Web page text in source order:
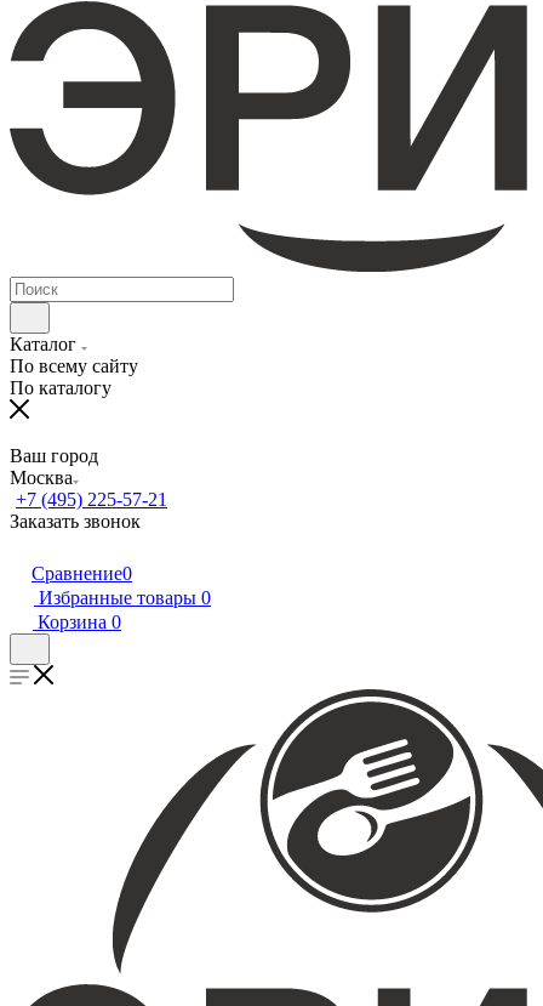
Каталог
По всему сайту
По каталогу
Ваш город
Москва
+7 (495) 225-57-21
Заказать звонок
Сравнение0
Избранные товары 0
Корзина 0